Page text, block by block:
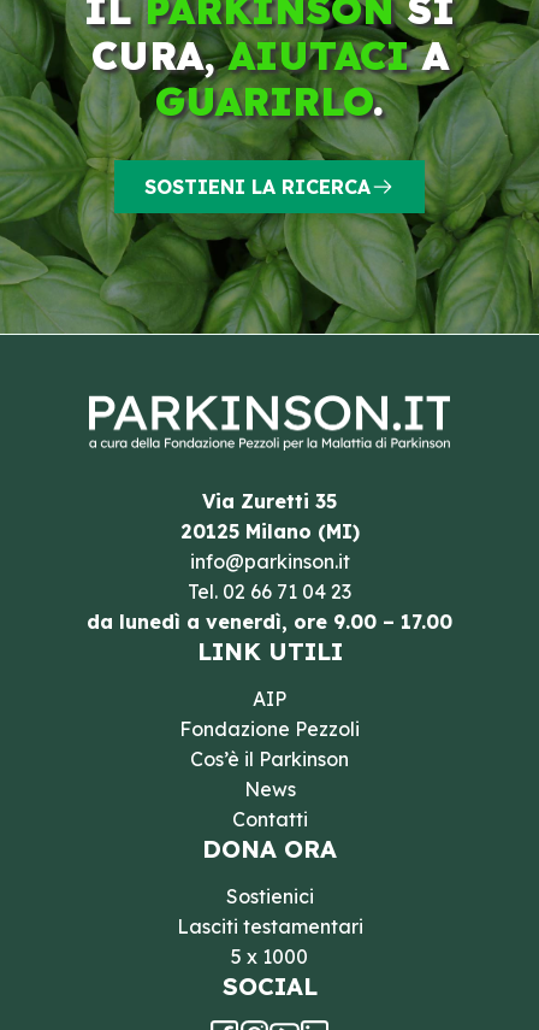
ILPARKINSONSI
CURA,AIUTACIA
GUARIRLO.
SOSTIENI LA RICERCA
Via Zuretti 35
20125 Milano (MI)
info@parkinson.it
Tel. 02 66 71 04 23
da lunedì a venerdì, ore 9.00 – 17.00
LINK UTILI
AIP
Fondazione Pezzoli
Cos’è il Parkinson
News
Contatti
DONA ORA
Sostienici
Lasciti testamentari
5 x 1000
SOCIAL